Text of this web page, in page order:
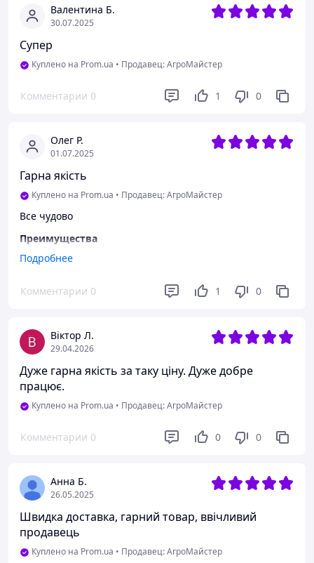
Валентина Б.
30.07.2025
Супер
Куплено на Prom.ua • Продавец: АгроМайстер
Комментарии 0 1 0
Олег Р.
01.07.2025
Гарна якість
Куплено на Prom.ua • Продавец: АгроМайстер
Все чудово
Преимущества
Якісний та простий
Все сподобалось
Подробнее
Комментарии 0 1 0
Віктор Л.
29.04.2026
Дуже гарна якість за таку ціну. Дуже добре
працює.
Куплено на Prom.ua • Продавец: АгроМайстер
Комментарии 0 0 0
Анна Б.
26.05.2025
Швидка доставка, гарний товар, ввічливий
продавець
Куплено на Prom.ua • Продавец: АгроМайстер